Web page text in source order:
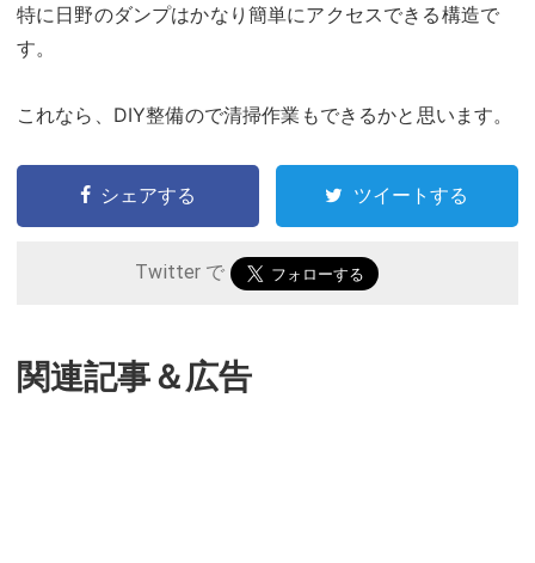
特に日野のダンプはかなり簡単にアクセスできる構造で
す。
これなら、DIY整備ので清掃作業もできるかと思います。
シェアする ツイートする
Twitter で
関連記事＆広告